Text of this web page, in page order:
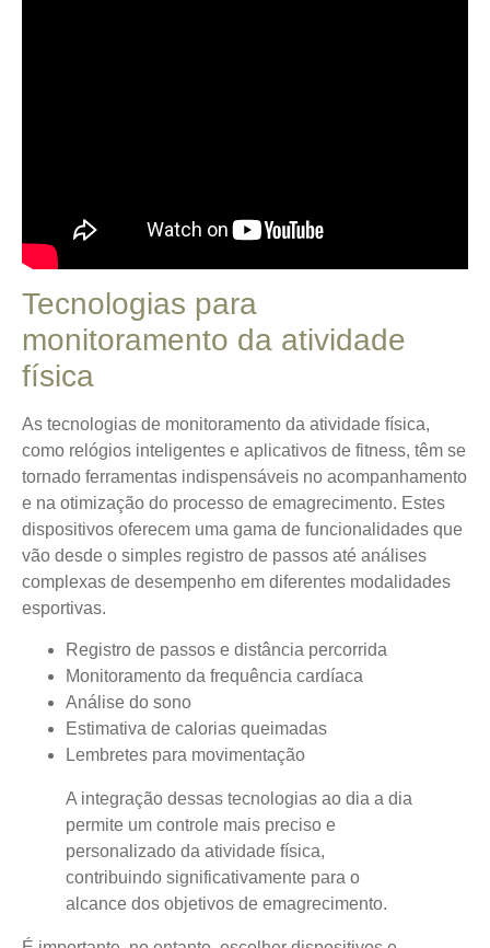
Tecnologias para
monitoramento da atividade
física
As tecnologias de monitoramento da atividade física,
como relógios inteligentes e aplicativos de fitness, têm se
tornado ferramentas indispensáveis no acompanhamento
e na otimização do processo de emagrecimento. Estes
dispositivos oferecem uma gama de funcionalidades que
vão desde o simples registro de passos até análises
complexas de desempenho em diferentes modalidades
esportivas.
Registro de passos e distância percorrida
Monitoramento da frequência cardíaca
Análise do sono
Estimativa de calorias queimadas
Lembretes para movimentação
A integração dessas tecnologias ao dia a dia
permite um controle mais preciso e
personalizado da atividade física,
contribuindo significativamente para o
alcance dos objetivos de emagrecimento.